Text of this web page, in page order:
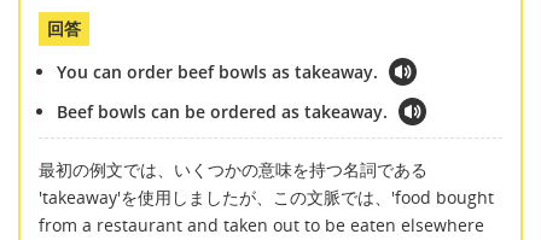
回答
You can order beef bowls as takeaway.
Beef bowls can be ordered as takeaway.
最初の例文では、いくつかの意味を持つ名詞である
'takeaway'を使用しましたが、この文脈では、'food bought
from a restaurant and taken out to be eaten elsewhere